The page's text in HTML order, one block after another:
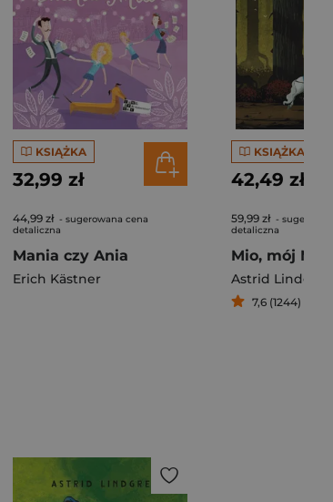
KSIĄŻKA
32,99 zł
44,99 zł - sugerowana cena
detaliczna
Mania czy Ania
Erich Kästner
KSIĄŻKA
42,49 zł
59,99 zł -
detaliczna
Mio, mój Mio
Astrid
7,6 (1244)